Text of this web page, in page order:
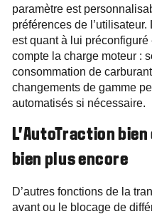
paramètre est
préférences de l’utilisateur.
est quant à lui
compte la charge moteur :
consommation de
changements de gamme
automatisés si nécessaire.
L’AutoTraction
bien plus encore
D’autres fonctions de la
avant ou le blocage de